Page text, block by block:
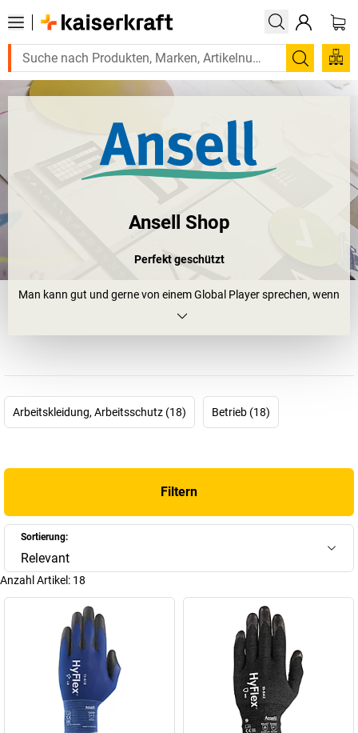
Suchen
Ansell Shop
Perfekt geschützt
Man kann gut und gerne von einem Global Player sprechen, wenn
man den Namen Ansell in den Mund nimmt. Schließlich ist das im
Rund 10 Billionen Handschuhe produziert Ansell jährlich, für mehr
als 25 verschiedene Industriezweige.
Einmalgebrauch hochleistungsfähige, vielseitig einsetzbare
müssen, sondern auch hohe Anforderungen an das Material
stellen. Aber genau hier zeigt sich bei Ansell der Profi. In mehr als
55 Ländern auf der ganzen Welt ist das Unternehmen mit
insgesamt 13.000 Mitarbeitern aktiv. Und hat ein hehres Ziel vor
Augen: eine Welt zu schaffen, in der die Menschen einen optimalen
Schutz gegen all die Risiken haben, denen sie täglich ausgesetzt
Arbeitskleidung, Arbeitsschutz (18) Betrieb (18)
Filtern
Sortierung:
Relevant
Anzahl Artikel: 18